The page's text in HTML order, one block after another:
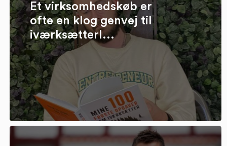
Et virksomhedskøb er
ofte en klog genvej til
iværksætterl...